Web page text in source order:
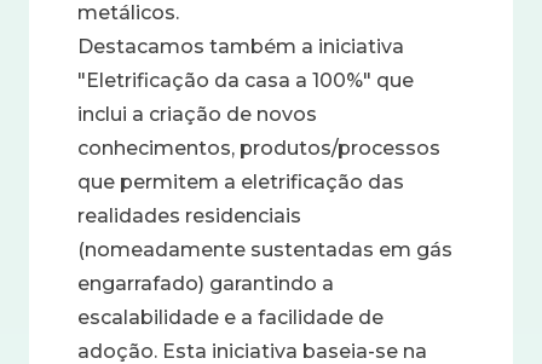
metálicos.
Destacamos também a iniciativa
"Eletrificação da casa a 100%" que
inclui a criação de novos
conhecimentos, produtos/processos
que permitem a eletrificação das
realidades residenciais
(nomeadamente sustentadas em gás
engarrafado) garantindo a
escalabilidade e a facilidade de
adoção. Esta iniciativa baseia-se na